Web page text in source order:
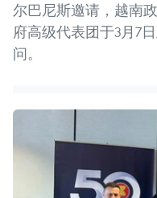
尔巴尼斯邀请，越南
府高级代表团于3月7
问。